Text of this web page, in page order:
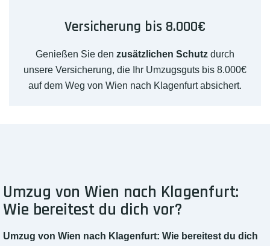
Versicherung bis 8.000€
Genießen Sie den zusätzlichen Schutz durch
unsere Versicherung, die Ihr Umzugsguts bis 8.000€
auf dem Weg von Wien nach Klagenfurt absichert.
Umzug von Wien nach Klagenfurt:
Wie bereitest du dich vor?
Umzug von Wien nach Klagenfurt: Wie bereitest du dich